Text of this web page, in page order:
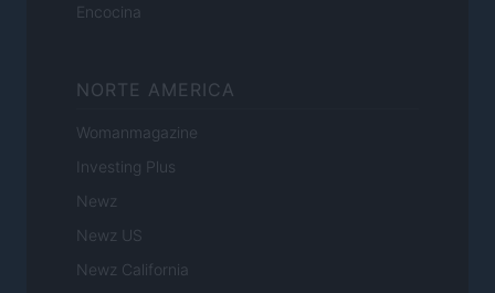
Encocina
NORTE AMERICA
Womanmagazine
Investing Plus
Newz
Newz US
Newz California